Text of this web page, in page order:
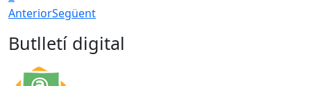
AnteriorSegüent
Butlletí digital